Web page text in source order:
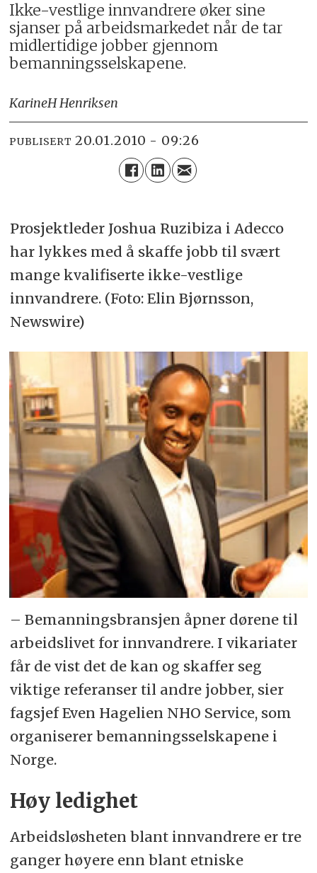
Ikke-vestlige innvandrere øker sine
sjanser på arbeidsmarkedet når de tar
midlertidige jobber gjennom
bemanningsselskapene.
KarineH Henriksen
PUBLISERT 20.01.2010 - 09:26
Prosjektleder Joshua Ruzibiza i Adecco
har lykkes med å skaffe jobb til svært
mange kvalifiserte ikke-vestlige
innvandrere. (Foto: Elin Bjørnsson,
Newswire)
– Bemanningsbransjen åpner dørene til
arbeidslivet for innvandrere. I vikariater
får de vist det de kan og skaffer seg
viktige referanser til andre jobber, sier
fagsjef Even Hagelien NHO Service, som
organiserer bemanningsselskapene i
Norge.
Høy ledighet
Arbeidsløsheten blant innvandrere er tre
ganger høyere enn blant etniske